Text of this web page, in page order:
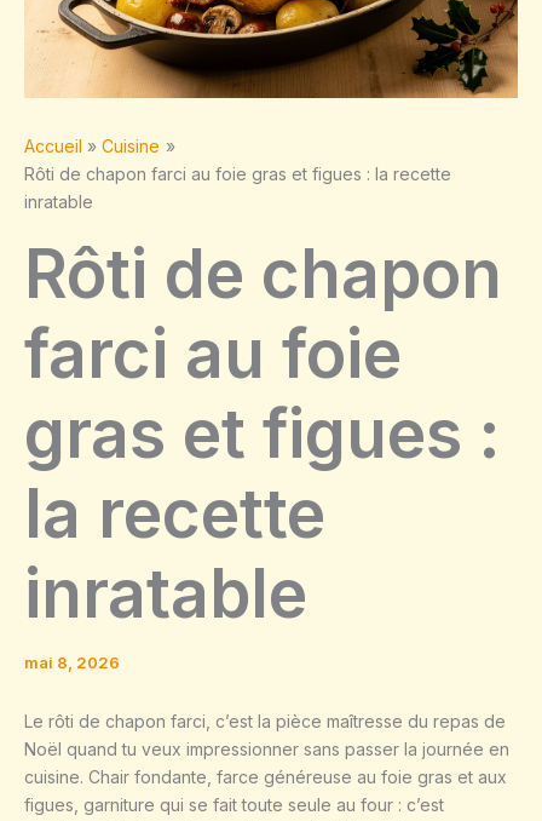
Accueil
Cuisine
Rôti de chapon farci au foie gras et figues : la recette
inratable
Rôti de chapon
farci au foie
gras et figues :
la recette
inratable
mai 8, 2026
Le rôti de chapon farci, c’est la pièce maîtresse du repas de
Noël quand tu veux impressionner sans passer la journée en
cuisine. Chair fondante, farce généreuse au foie gras et aux
figues, garniture qui se fait toute seule au four : c’est